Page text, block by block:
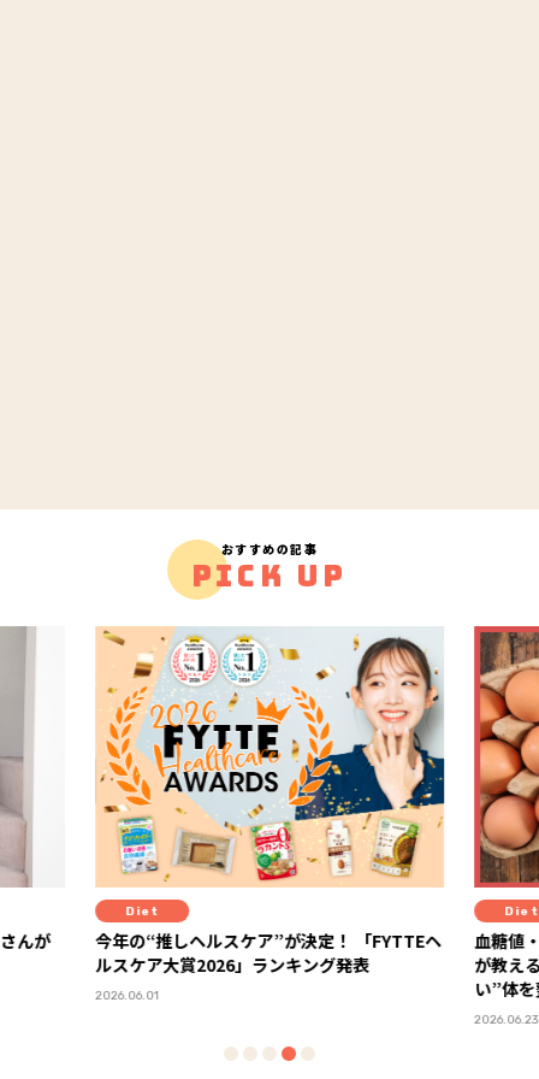
おすすめの記事
PICK UP
ルスケア”が決定！ 「FYTTEヘ
」ランキング発表
血糖値・栄養・満足度がカギ！
が教える、“血糖値安定×健康コ
い”体を整える食材の選び方